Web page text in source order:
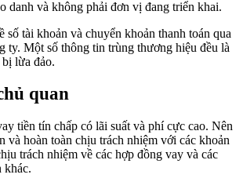
danh và không phải đơn vị đang triển khai.
số tài khoản và chuyển khoản thanh toán qua
ty. Một số thông tin trùng thương hiệu đều là
lừa đảo.
quan
tiền tín chấp có lãi suất và phí cực cao. Nên
và hoàn toàn chịu trách nhiệm với các khoản
trách nhiệm về các hợp đồng vay và các
khác.